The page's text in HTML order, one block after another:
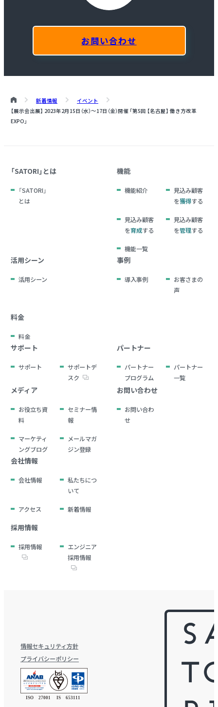
お問い合わせ
新着情報
イベント
【展示会出展】 2023年2月15日（水）～17日（金）開催 「第5回 【名古屋】 働き方改革
EXPO」
「SATORI」とは
「SATORI」
とは
機能
機能紹介
見込み顧客
を獲得する
見込み顧客
を育成する
見込み顧客
を管理する
機能一覧
活用シーン
活用シーン
事例
導入事例
お客さまの
声
料金
料金
サポート
サポート
サポートデ
スク
パートナー
パートナー
プログラム
パートナー
一覧
メディア
お役立ち資
料
セミナー情
報
マーケティ
ングブログ
メールマガ
ジン登録
お問い合わせ
お問い合わ
せ
会社情報
会社情報
私たちにつ
いて
アクセス 新着情報
採用情報
採用情報
エンジニア
採用情報
情報セキュリティ方針
プライバシーポリシー